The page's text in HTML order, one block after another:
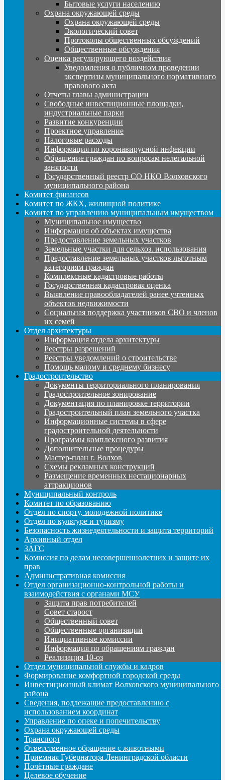
Бытовые услуги населению
Охрана окружающей среды
Охрана окружающей среды
Экологический совет
Протоколы общественных обсуждений
Общественные обсуждения
Оценка регулирующего воздействия
Уведомления о публичном проведении
экспертизы муниципального нормативного
правового акта
Отчеты главы администрации
Свободные инвестиционные площадки,
индустриальные парки
Развитие конкуренции
Проектное управление
Налоговые расходы
Информация по коронавирусной инфекции
Обращение граждан по вопросам нелегальной
занятости
Государственный реестр СО НКО Волховского
муниципального района
Комитет финансов
Комитет по ЖКХ, жилищной политике
Комитет по управлению муниципальным имуществом
Муниципальное имущество
Информация об объектах имущества
Предоставление земельных участков
Земельные участки для сельхоз. использования
Предоставление земельных участков льготным
категориям граждан
Комплексные кадастровые работы
Государственная кадастровая оценка
Выявление правообладателей ранее учтенных
объектов недвижимости
Социальная поддержка участников СВО и членов
их семей
Отдел архитектуры
Информация отдела архитектуры
Реестры разрешений
Реестры уведомлений о строительстве
Помощь малому и среднему бизнесу
Градостроительство
Документы территориального планирования
Градостроительное зонирование
Документация по планировке территории
Градостроительный план земельного участка
Информационные системы в сфере
градостроительной деятельности
Программы комплексного развития
Дополнительные процедуры
Мастер-план г. Волхов
Схемы рекламных конструкций
Размещение временных нестационарных
аттракционов
Муниципальный контроль
Комитет по образованию
Отдел по спорту, молодежной политике
Отдел по культуре и туризму
Безопасность жизнедеятельности и защита территорий
Архивный отдел
ЗАГС
Комиссия по делам несовершеннолетних и защите их
прав
Административная комиссия
Отдел организационно-контрольной работы и
взаимодействия с органами МСУ
Защита прав потребителей
Совет старост
Общественный совет
Общественные организации
Инициативные комиссии
Информация по обращениям граждан
Реализация 10-оз
Отдел муниципальной службы и кадров
Формирование комфортной городской среды
Инвестиционный климат Волховского муниципального
района
Сведения, подлежащие предоставлению с
использованием координат
Управление по опеке и попечительству
Охрана окружающей среды
Транспорт
Ответственное обращение с животными
Приемная Губернатора Ленинградской области
Почётные граждане
Целевое обучение